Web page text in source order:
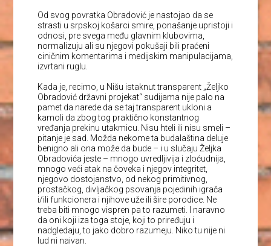
Od svog povratka Obradović je nastojao da se
strasti u srpskoj košarci smire, ponašanje upristoji i
odnosi, pre svega među glavnim klubovima,
normalizuju ali su njegovi pokušaji bili praćeni
ciničnim komentarima i medijskim manipulacijama,
izvrtani ruglu.
Kada je, recimo, u Nišu istaknut transparent „Željko
Obradović državni projekat“ sudijama nije palo na
pamet da narede da se taj transparent ukloni a
kamoli da zbog tog praktično konstantnog
vređanja prekinu utakmicu. Nisu hteli ili nisu smeli –
pitanje je sad. Možda nekome ta budalaština deluje
benigno ali ona može da bude – i u slučaju Željka
Obradovića jeste – mnogo uvredljivija i zloćudnija,
mnogo veći atak na čoveka i njegov integritet,
njegovo dostojanstvo, od nekog primitivnog,
prostačkog, divljačkog psovanja pojedinih igrača
i/ili funkcionera i njihove uže ili šire porodice. Ne
treba biti mnogo vispren pa to razumeti. I naravno
da oni koji iza toga stoje, koji to priređuju i
nadgledaju, to jako dobro razumeju. Niko tu nije ni
lud ni naivan.